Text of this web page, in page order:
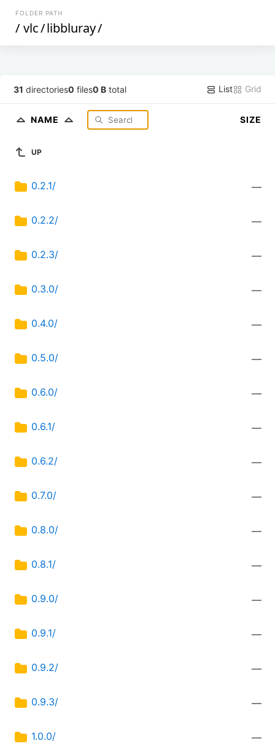
FOLDER PATH
/ vlc/libbluray/
31 directories0 files0 B total List Grid
NAME SIZE
UP
0.2.1/ —
0.2.2/ —
0.2.3/ —
0.3.0/ —
0.4.0/ —
0.5.0/ —
0.6.0/ —
0.6.1/ —
0.6.2/ —
0.7.0/ —
0.8.0/ —
0.8.1/ —
0.9.0/ —
0.9.1/ —
0.9.2/ —
0.9.3/ —
1.0.0/ —